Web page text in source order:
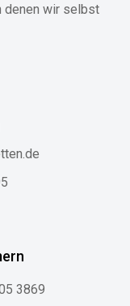
denen wir selbst
3869